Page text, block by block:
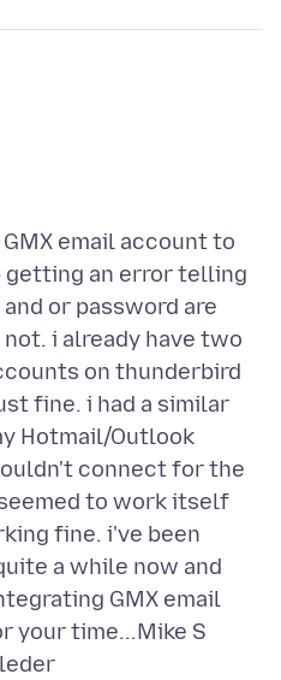
email account to
getting an error telling
or password are
i already have two
on thunderbird
fine. i had a similar
Hotmail/Outlook
connect for the
to work itself
fine. i've been
a while now and
GMX email